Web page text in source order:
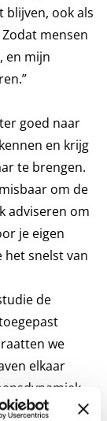
blijven, ook als
mensen
en mijn
goed naar
en krijg
te brengen.
om de
adviseren om
je eigen
het snelst van
de
we
elkaar
kan van